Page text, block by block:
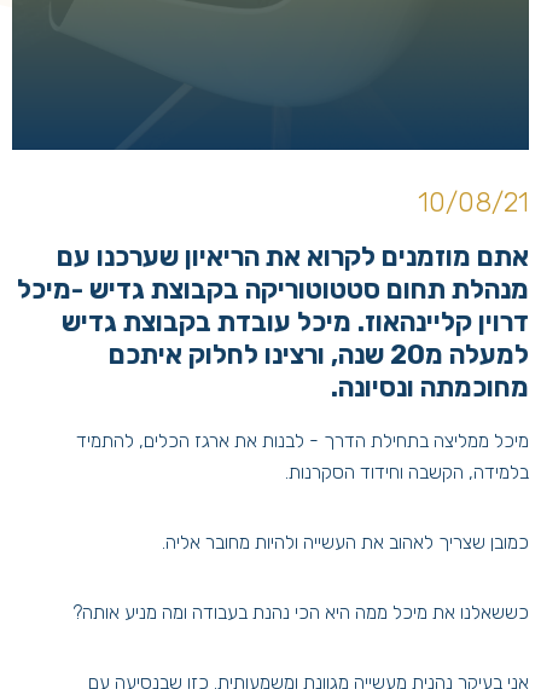
10/08/21
אתם מוזמנים לקרוא את הריאיון שערכנו עם
מנהלת תחום סטטוטוריקה בקבוצת גדיש -מיכל
דרוין קליינהאוז. מיכל עובדת בקבוצת גדיש
למעלה מ20 שנה, ורצינו לחלוק איתכם
מחוכמתה ונסיונה.
מיכל ממליצה בתחילת הדרך - לבנות את ארגז הכלים, להתמיד
בלמידה, הקשבה וחידוד הסקרנות.
כמובן שצריך לאהוב את העשייה ולהיות מחובר אליה.
כששאלנו את מיכל ממה היא הכי נהנת בעבודה ומה מניע אותה?
אני בעיקר נהנית מעשייה מגוונת ומשמעותית. כזו שבנסיעה עם